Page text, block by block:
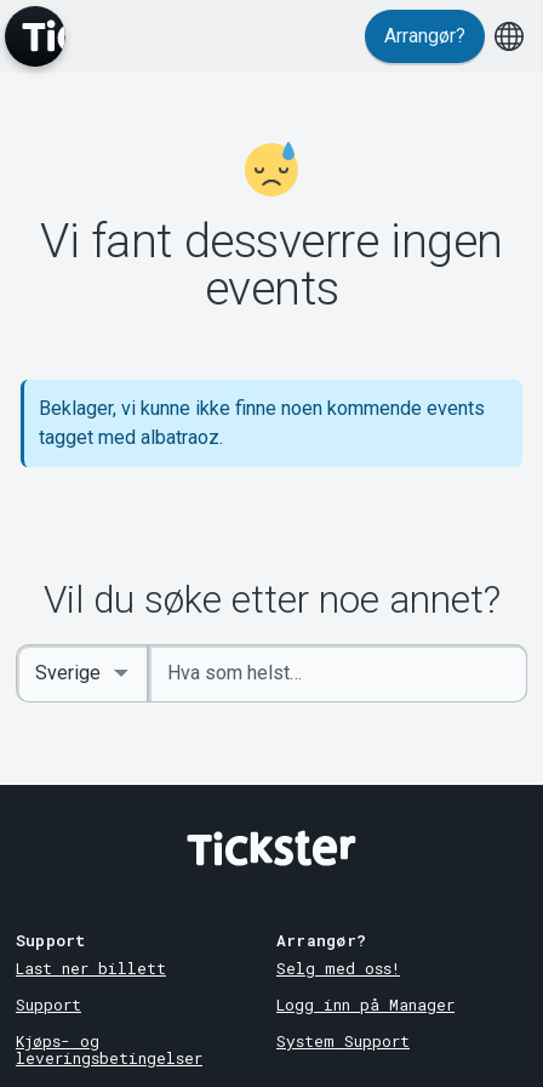
Support
Om Tickster
Arrangør?
Vi fant dessverre ingen
events
Beklager, vi kunne ikke finne noen kommende events
tagget med albatraoz.
Vil du søke etter noe annet?
Angi
nøkkelord
Select
Country
Support
Last ner billett
Support
Kjøps- og
leveringsbetingelser
Arrangør?
Selg med oss!
Logg inn på Manager
System Support